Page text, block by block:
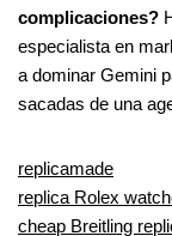
complicaciones?
especialista en
a dominar Gemini
sacadas de una
replicamade
replica Rolex
cheap Breitling